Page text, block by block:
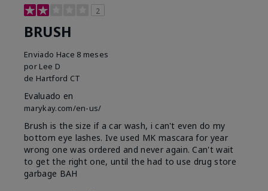
2
BRUSH
Enviado Hace 8 meses
por Lee D
de Hartford CT
Evaluado en
marykay.com/en-us/
Brush is the size if a car wash, i can't even do my
bottom eye lashes. Ive used MK mascara for year
wrong one was ordered and never again. Can't wait
to get the right one, until the had to use drug store
garbage BAH